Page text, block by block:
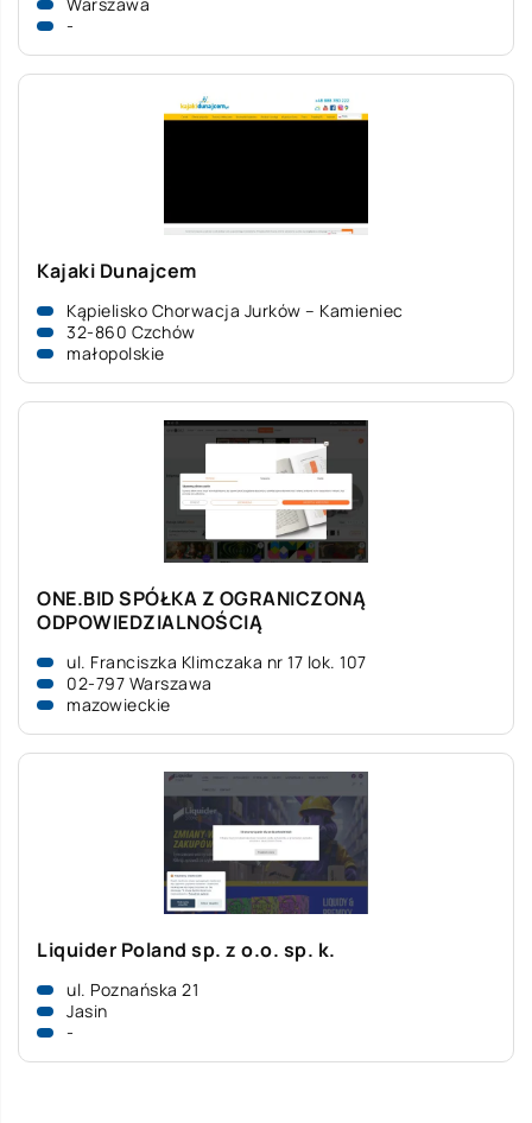
-
Kajaki Dunajcem
Kąpielisko Chorwacja Jurków – Kamieniec
32-860 Czchów
małopolskie
ONE.BID SPÓŁKA Z OGRANICZONĄ
ODPOWIEDZIALNOŚCIĄ
ul. Franciszka Klimczaka nr 17 lok. 107
02-797 Warszawa
mazowieckie
Liquider Poland sp. z o.o. sp. k.
ul. Poznańska 21
Jasin
-